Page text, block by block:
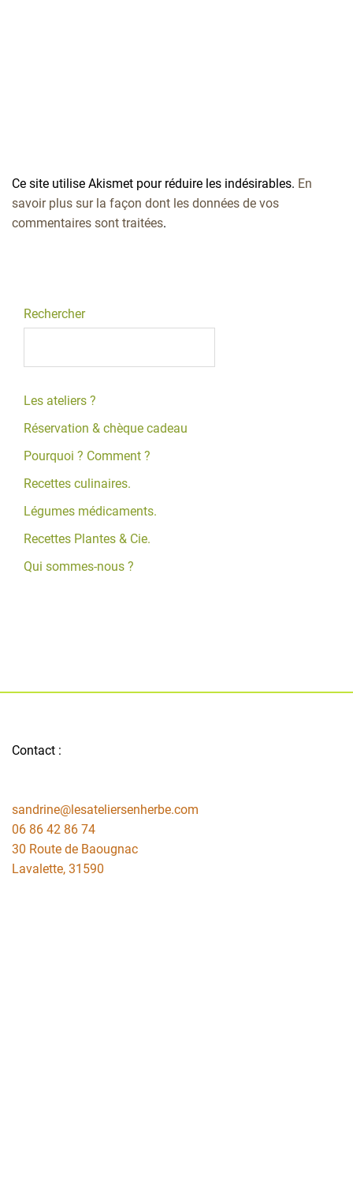
Ce site utilise Akismet pour réduire les indésirables. En
savoir plus sur la façon dont les données de vos
commentaires sont traitées.
Rechercher
Les ateliers ?
Réservation & chèque cadeau
Pourquoi ? Comment ?
Recettes culinaires.
Légumes médicaments.
Recettes Plantes & Cie.
Qui sommes-nous ?
Contact :
sandrine@lesateliersenherbe.com
06 86 42 86 74
30 Route de Baougnac
Lavalette, 31590